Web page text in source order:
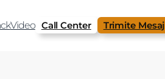
Video Call Center Trimite Mesaj